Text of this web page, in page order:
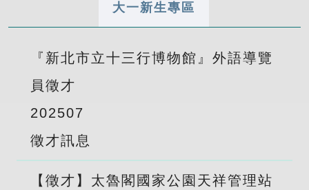
大一新生專區
『新北市立十三行博物館』外語導覽
員徵才
202507
徵才訊息
【徵才】太魯閣國家公園天祥管理站